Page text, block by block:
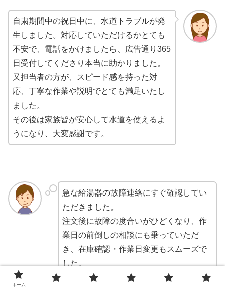
自粛期間中の祝日中に、水道トラブルが発
生しました。対応していただけるかとても
不安で、電話をかけましたら、広告通り365
日受付してくださり本当に助かりました。
又担当者の方が、スピード感を持った対
応、丁寧な作業や説明でとても満足いたし
ました。
その後は家族皆が安心して水道を使えるよ
うになり、大変感謝です。
急な給湯器の故障連絡にすぐ確認してい
ただきました。
注文後に故障の度合いがひどくなり、作
業日の前倒しの相談にも乗っていただ
き、在庫確認・作業日変更もスムーズで
した。
また、給湯器の洗濯時に容量アップの相
ホーム